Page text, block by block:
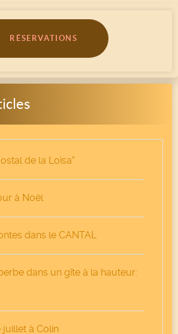
RÉSERVATIONS
de la Loìsa"
à Noël
dans le CANTAL
dans un gîte à la hauteur:
à Colin